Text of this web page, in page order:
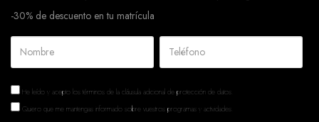
-30% de descuento en tu matrícula
He leído y acepto los términos de la cláusula adicional de protección de datos.
Quiero que me mantengas informado sobre vuestros programas y actividades.